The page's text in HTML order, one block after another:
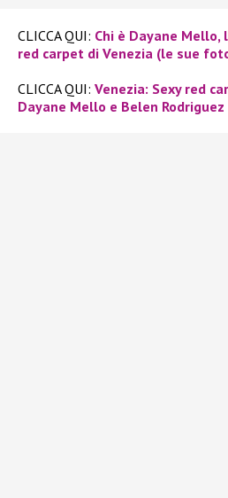
CLICCA QUI: Chi è Dayane
red carpet di Venezia (le sue
CLICCA QUI: Venezia: Sexy red
Dayane Mello e Belen Rodriguez